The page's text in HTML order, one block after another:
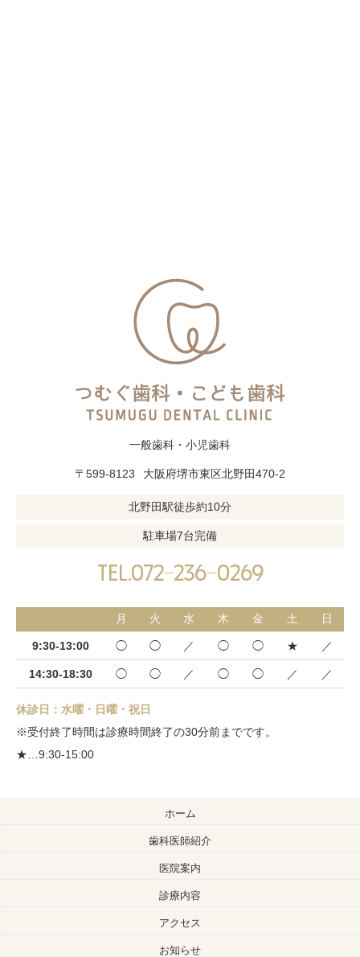
一般歯科・小児歯科
〒599-8123 大阪府堺市東区北野田470-2
北野田駅徒歩約10分
駐車場7台完備
tel.072-236-0269
月 火 水 木 金 土 日
9:30-13:00 ◯ ◯ ／ ◯ ◯ ★ ／
14:30-18:30 ◯ ◯ ／ ◯ ◯ ／ ／
休診日：水曜・日曜・祝日
※受付終了時間は診療時間終了の30分前までです。
★…9:30-15:00
ホーム
歯科医師紹介
医院案内
診療内容
アクセス
お知らせ